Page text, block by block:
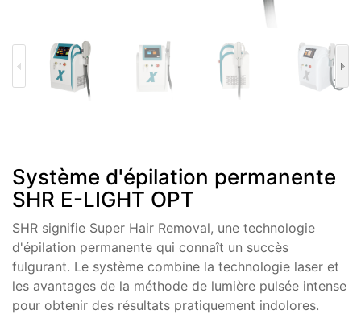
Système d'épilation permanente
SHR E-LIGHT OPT
SHR signifie Super Hair Removal, une technologie
d'épilation permanente qui connaît un succès
fulgurant. Le système combine la technologie laser et
les avantages de la méthode de lumière pulsée intense
pour obtenir des résultats pratiquement indolores.